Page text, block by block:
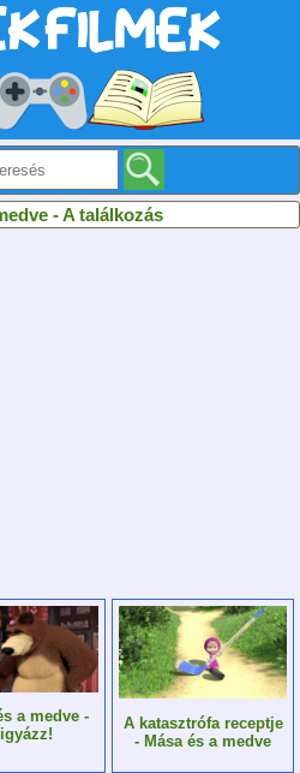
- A találkozás
a medve -
A katasztrófa receptje
- Mása és a medve